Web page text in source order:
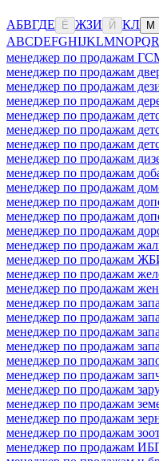
АБВГДЕ Ё ЖЗИ Й КЛ М
ABCDEFGHIJKLMNOPQR
менеджер по продажам
менеджер по продажам
менеджер по продажам
менеджер по продажам
менеджер по продажам
менеджер по продажам
менеджер по продажам
менеджер по продажам
менеджер по продажам
менеджер по продажам
менеджер по продажам
менеджер по продажам
менеджер по продажам
менеджер по продажам
менеджер по продажам
менеджер по продажам
менеджер по продажам
менеджер по продажам
менеджер по продажам
менеджер по продажам
менеджер по продажам
менеджер по продажам
менеджер по продажам
менеджер по продажам
менеджер по продажам
менеджер по продажам
менеджер по продажам
менеджер по продажам